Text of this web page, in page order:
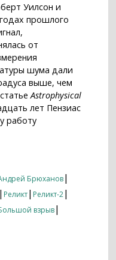
Уилсон и
прошлого
от
шума дали
выше, чем
Astrophysical
лет Пензиас
работу
Брюханов|
| Реликт| Реликт-2|
взрыв|